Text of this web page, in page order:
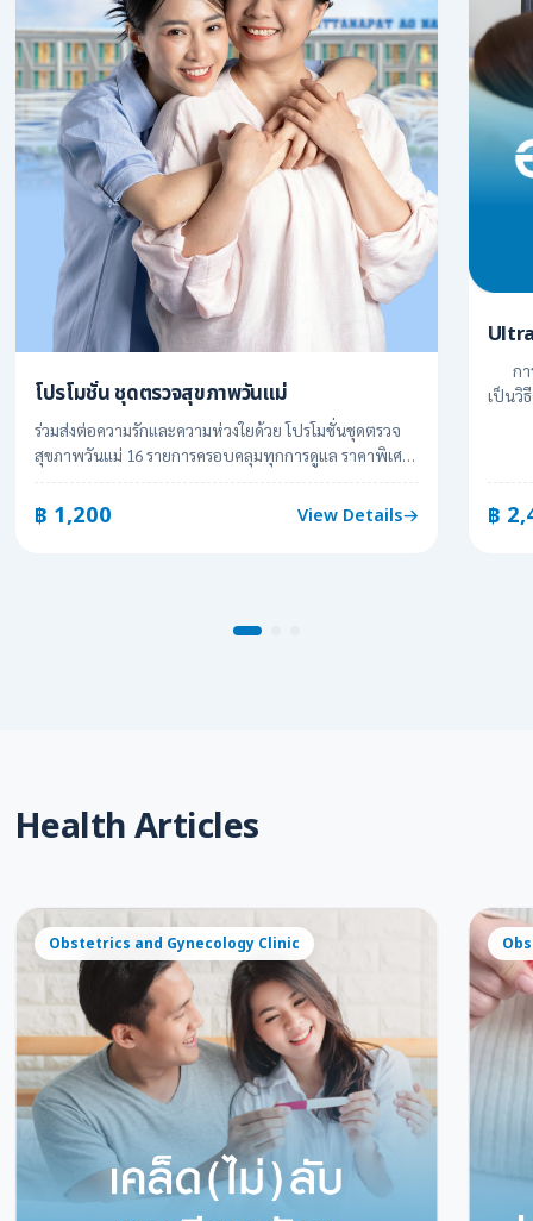
โปรโมชั่น ชุดตรวจสุขภาพวันแม่
ร่วมส่งต่อความรักและความห่วงใยด้วย โปรโมชั่นชุดตรวจ
สุขภาพวันแม่ 16 รายการครอบคลุมทุกการดูแล ราคาพิเศษ
฿ 1,200 View Details
การ
เป็นวิ
฿
Health Articles
Obstetrics and Gynecology Clinic